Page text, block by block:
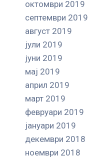
октомври 2019
септември 2019
август 2019
јули 2019
јуни 2019
мај 2019
април 2019
март 2019
февруари 2019
јануари 2019
декември 2018
ноември 2018